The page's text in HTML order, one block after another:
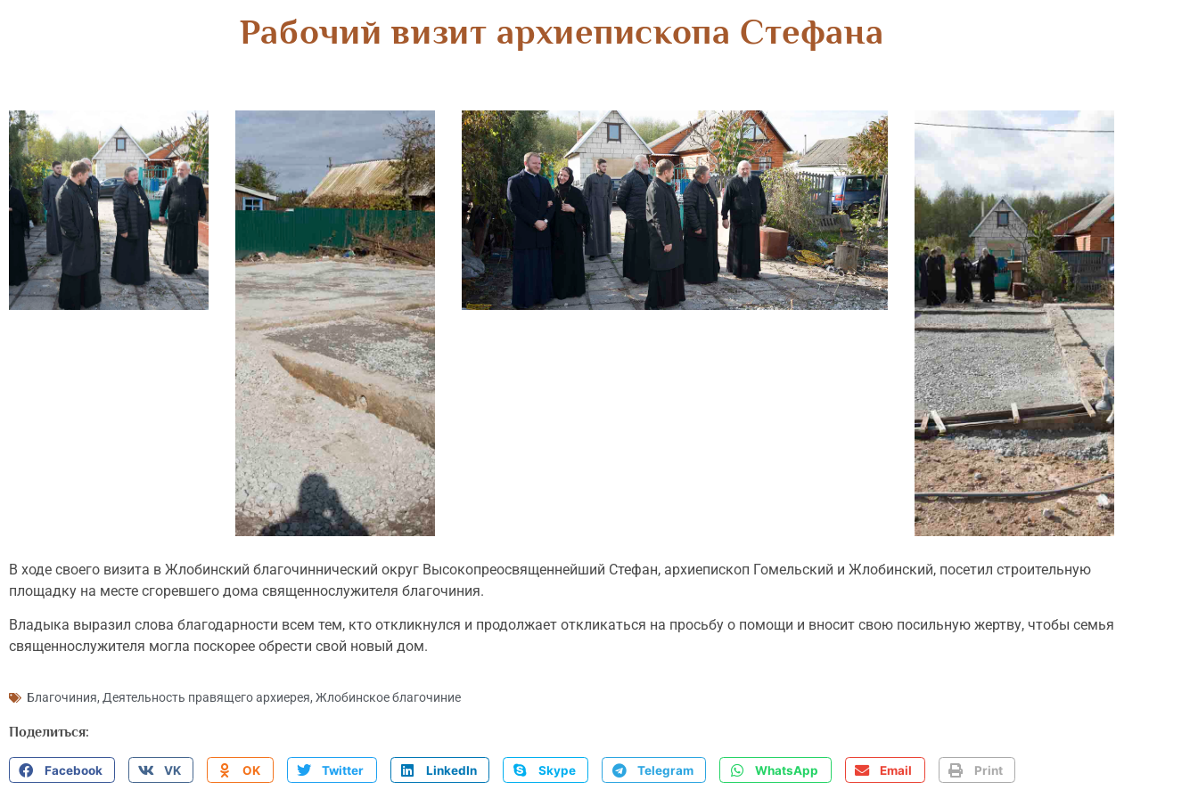
Рабочий визит архиепископа Стефана
В ходе своего визита в Жлобинский благочиннический округ Высокопреосвященнейший Стефан, архиепископ Гомельский и Жлобинский, посетил строительную
площадку на месте сгоревшего дома священнослужителя благочиния.
Владыка выразил слова благодарности всем тем, кто откликнулся и продолжает откликаться на просьбу о помощи и вносит свою посильную жертву, чтобы семья
священнослужителя могла поскорее обрести свой новый дом.
Благочиния, Деятельность правящего архиерея, Жлобинское благочиние
Поделиться:
Facebook VK OK Twitter LinkedIn Skype Telegram WhatsApp Email Print